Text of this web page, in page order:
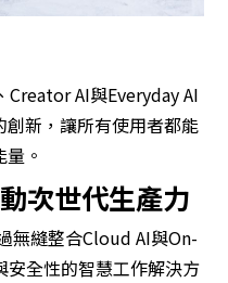
Creator AI與Everyday AI
新，讓所有使用者都能
。
次世代生產力
無縫整合Cloud AI與On-
全性的智慧工作解決方